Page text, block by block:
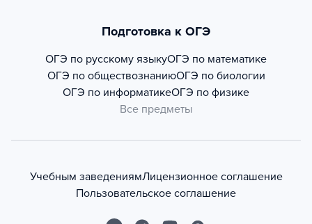
Подготовка к ОГЭ
ОГЭ по русскому языкуОГЭ по математике
ОГЭ по обществознаниюОГЭ по биологии
ОГЭ по информатикеОГЭ по физике
Все предметы
Учебным заведениямЛицензионное соглашение
Пользовательское соглашение